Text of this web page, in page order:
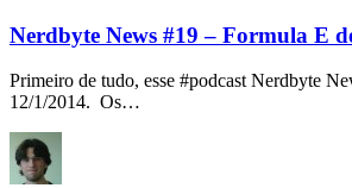
Nerdbyte News #19 – Formula E
Primeiro de tudo, esse #podcast Nerdbyte
12/1/2014. Os…